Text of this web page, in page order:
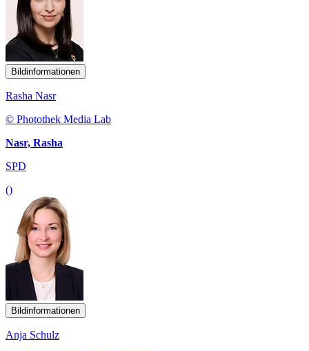
Bildinformationen
Rasha Nasr
© Photothek Media Lab
Nasr, Rasha
SPD
()
Bildinformationen
Anja Schulz